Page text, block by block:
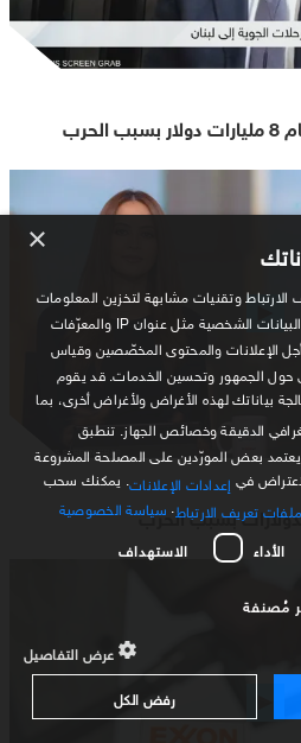
بسبب الحرب
×
وتقنيات مشابهة لتخزين المعلومات
على جهازك والوصول إليها ومعالجة البيانات الشخصية مثل عنوان IP والمعرّفات
الإعلانات والمحتوى المخصّصين وقياس
حول الجمهور وتحسين الخدمات. قد يقوم
بياناتك لهذه الأغراض ولأغراض أخرى، بما
الدقيقة وخصائص الجهاز. تنطبق
بعض المورّدين على المصلحة المشروعة
في إعدادات الإعلانات . يمكنك سحب
تعريف الارتباط سياسة الخصوصية
الأداء الاستهداف
مُصنفة
عرض التفاصيل
رفض الكل